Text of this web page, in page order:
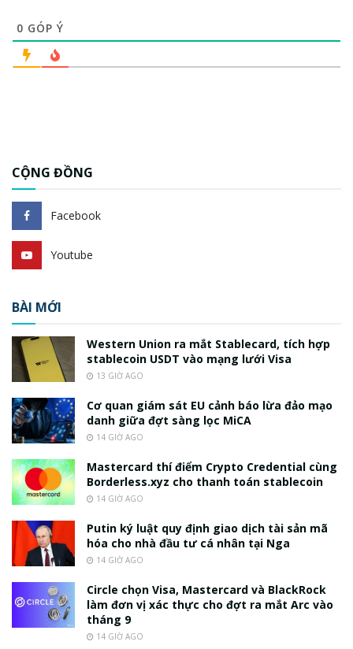
0 GÓP Ý
CỘNG ĐỒNG
Facebook
Youtube
BÀI MỚI
Western Union ra mắt Stablecard, tích hợp
stablecoin USDT vào mạng lưới Visa
13 GIỜ AGO
Cơ quan giám sát EU cảnh báo lừa đảo mạo
danh giữa đợt sàng lọc MiCA
14 GIỜ AGO
Mastercard thí điểm Crypto Credential cùng
Borderless.xyz cho thanh toán stablecoin
14 GIỜ AGO
Putin ký luật quy định giao dịch tài sản mã
hóa cho nhà đầu tư cá nhân tại Nga
14 GIỜ AGO
Circle chọn Visa, Mastercard và BlackRock
làm đơn vị xác thực cho đợt ra mắt Arc vào
tháng 9
14 GIỜ AGO